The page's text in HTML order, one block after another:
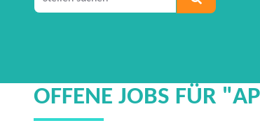
OFFENE JOBS FÜR